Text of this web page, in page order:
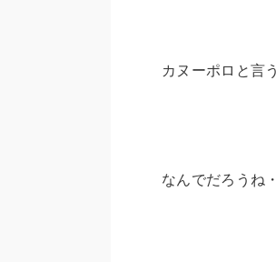
カヌーポロと言
なんでだろうね